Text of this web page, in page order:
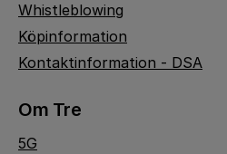
Whistleblowing
Köpinformation
Kontaktinformation - DSA
Om Tre
5G